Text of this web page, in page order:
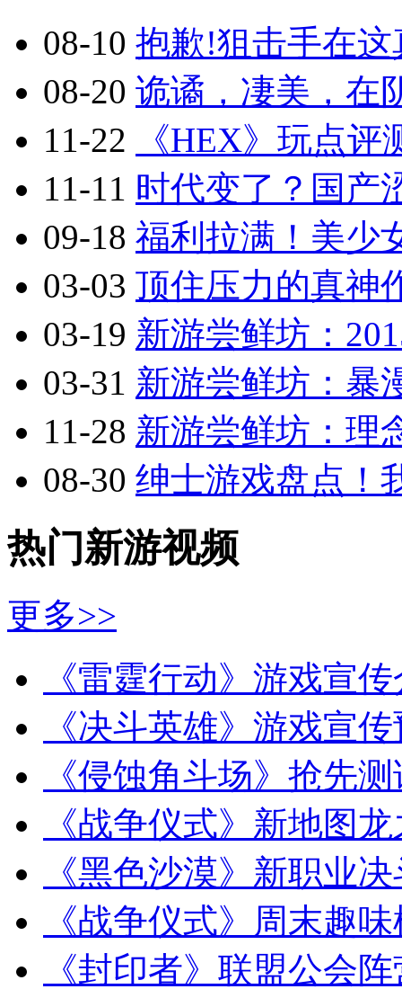
08-10 抱歉!狙击手在
08-20 诡谲，凄美，在
11-22
《HEX》玩点
11-11 时代变了？国产
09-18 福利拉满！美少
03-03 顶住压力的真神
03-19 新游尝鲜坊：
03-31 新游尝鲜坊：暴
11-28 新游尝鲜坊：理
08-30 绅士游戏盘点！
热门新游视频
更多>>
《雷霆行动》游戏宣
《决斗英雄》游戏宣
《侵蚀角斗场》抢先
《战争仪式》新地图
《黑色沙漠》新职业
《战争仪式》周末趣
《封印者》联盟公会